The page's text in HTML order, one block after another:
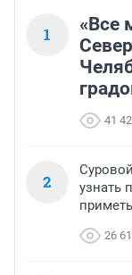
1
«Все
41
2
узнать
26